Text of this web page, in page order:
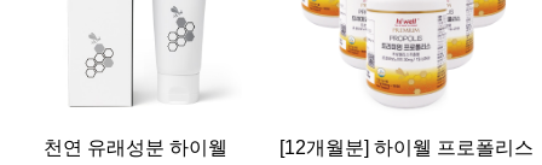
천연 유래성분 하이웰
[12개월분] 하이웰 프로폴리스